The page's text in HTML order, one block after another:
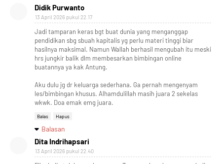
Didik Purwanto
13 April 2026 pukul 22.17
Jadi tamparan keras bgt buat dunia yang menganggap
pendidikan sbg sbuah kapitalis yg perlu materi tinggi biar
hasilnya maksimal. Namun Wallah berhasil mengubah itu meski
hrs jungkir balik dlm membesarkan bimbingan online
buatannya ya kak Antung.
Aku dulu jg dr keluarga sederhana. Ga pernah mengenyam
les/bimbingan khusus. Alhamdulillah masih juara 2 sekelas
wkwk. Doa emak emg juara.
Balas Hapus
Balasan
Dita Indrihapsari
13 April 2026 pukul 22.40